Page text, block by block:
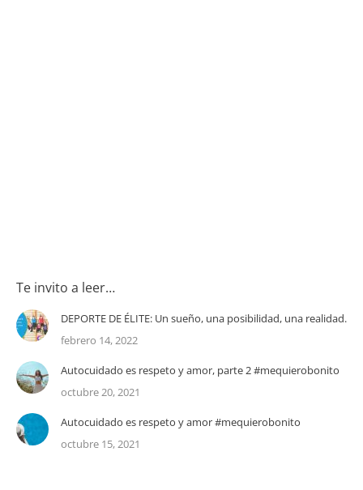
Te invito a leer…
DEPORTE DE ÉLITE: Un sueño, una posibilidad, una realidad.
febrero 14, 2022
Autocuidado es respeto y amor, parte 2 #mequierobonito
octubre 20, 2021
Autocuidado es respeto y amor #mequierobonito
octubre 15, 2021